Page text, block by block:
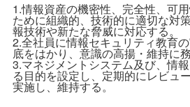
1.情報資産の機密性、完全性、可
ために組織的、技術的に適切な対
報技術や新たな脅威に対応する。
2.全社員に情報セキュリティ教育
底をはかり、意識の高揚・維持に
3.マネジメントシステム及び、情
る目的を設定し、定期的にレビュ
実施し、維持する。